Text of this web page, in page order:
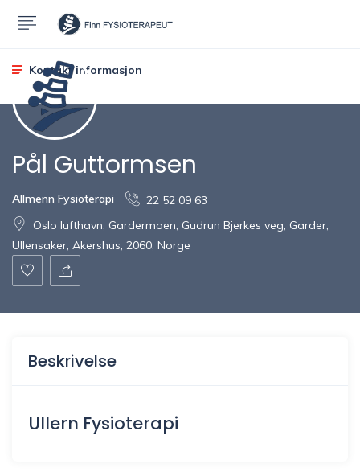
Kontakt informasjon
Pål Guttormsen
Allmenn Fysioterapi
22 52 09 63
Oslo lufthavn, Gardermoen, Gudrun Bjerkes veg, Garder,
Ullensaker, Akershus, 2060, Norge
Beskrivelse
Ullern Fysioterapi